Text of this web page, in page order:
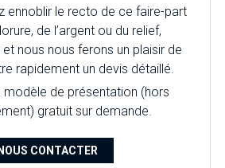
ennoblir le recto de ce faire-part
de l’argent ou du relief,
nous nous ferons un plaisir de
rapidement un devis détaillé.
modèle de présentation (hors
gratuit sur demande.
NOUS CONTACTER